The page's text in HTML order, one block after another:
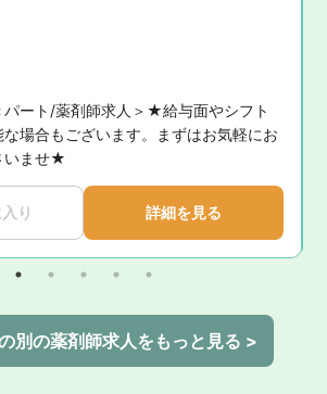
パート/薬剤師求人＞★給与面やシフト
場合もございます。まずはお気軽にお
いませ★
り 詳細を見る
同じエリアの別の薬剤師求人をもっと見る >